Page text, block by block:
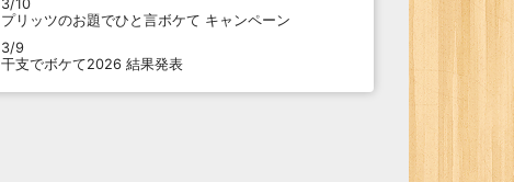
3/10
プリッツのお題でひと言ボケて キャンペーン
3/9
干支でボケて2026 結果発表